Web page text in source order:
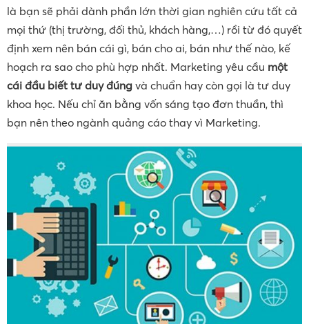
là bạn sẽ phải dành phần lớn thời gian nghiên cứu tất cả
mọi thứ (thị trường, đối thủ, khách hàng,…) rồi từ đó quyết
định xem nên bán cái gì, bán cho ai, bán như thế nào, kế
hoạch ra sao cho phù hợp nhất. Marketing yêu cầu một
cái đầu biết tư duy đúng và chuẩn hay còn gọi là tư duy
khoa học. Nếu chỉ ăn bằng vốn sáng tạo đơn thuần, thì
bạn nên theo ngành quảng cáo thay vì Marketing.